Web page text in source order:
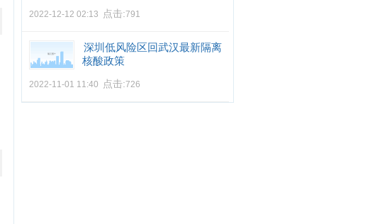
2022-12-12 02:13 点击:791
深圳低风险区回武汉最新隔离
核酸政策
2022-11-01 11:40 点击:726